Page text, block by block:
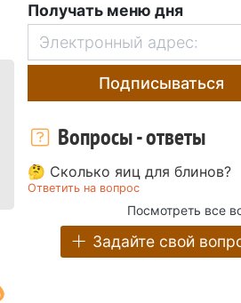
Получать меню дня
Подписываться
Вопросы - ответы
🤔 Сколько яиц для блинов?
Ответить на вопрос
Посмотреть все
Задайте свой